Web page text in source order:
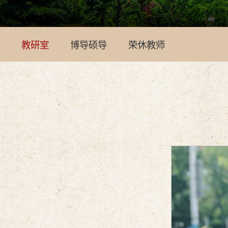
教研室 博导硕导 荣休教师